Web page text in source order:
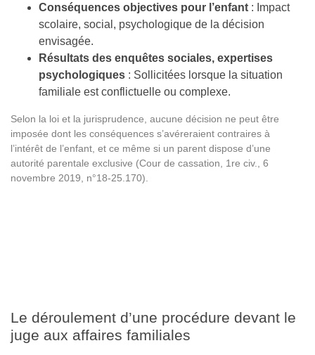
Conséquences objectives pour l’enfant : Impact
scolaire, social, psychologique de la décision
envisagée.
Résultats des enquêtes sociales, expertises
psychologiques : Sollicitées lorsque la situation
familiale est conflictuelle ou complexe.
Selon la loi et la jurisprudence, aucune décision ne peut être
imposée dont les conséquences s’avéreraient contraires à
l’intérêt de l’enfant, et ce même si un parent dispose d’une
autorité parentale exclusive (Cour de cassation, 1re civ., 6
novembre 2019, n°18-25.170).
Le déroulement d’une procédure devant le
juge aux affaires familiales